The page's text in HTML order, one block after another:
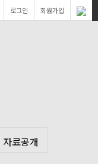
회원가입
로그인
자료공개